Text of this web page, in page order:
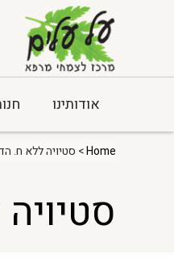
אודותינו
Home> סטיויה ללא ח.